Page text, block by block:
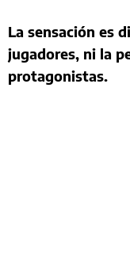
La sensación es
jugadores, ni la
protagonistas.